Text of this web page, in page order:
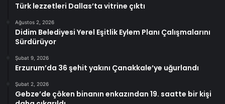
Türk lezzetleri Dallas’ta vitrine çıktı
Ağustos 2, 2026
Didim Belediyesi Yerel Eşitlik Eylem Planı Çalışmalarını
Sürdürüyor
Şubat 9, 2026
Erzurum’da 36 şehit yakını Çanakkale’ye uğurlandı
Şubat 2, 2026
Gebze’de çöken binanın enkazından 19. saatte bir kişi